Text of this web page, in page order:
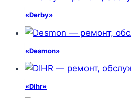
«Derby»
«Desmon»
«Dihr»